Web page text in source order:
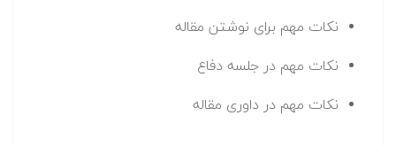
نکات مهم برای نوشتن مقاله
نکات مهم در جلسه دفاع
نکات مهم در داوری مقاله